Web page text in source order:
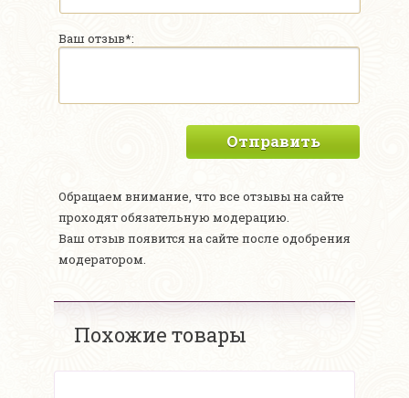
Ваш отзыв*:
Отправить
Обращаем внимание, что все отзывы на сайте
проходят обязательную модерацию.
Ваш отзыв появится на сайте после одобрения
модератором.
Похожие товары